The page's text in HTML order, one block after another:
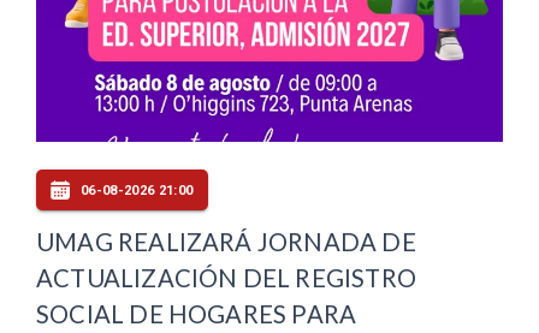
06-08-2026 21:00
UMAG REALIZARÁ JORNADA DE
ACTUALIZACIÓN DEL REGISTRO
SOCIAL DE HOGARES PARA